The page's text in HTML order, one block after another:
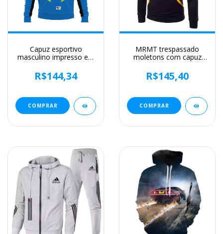
Capuz esportivo
masculino impresso em
grande, casual, moda,
moda de corrida, rua,
R$144,34
COMPRAR
MRMT trespassado
moletons com capuz
masculino, com capuz
fino, novo em marca,
R$145,40
COMPRAR